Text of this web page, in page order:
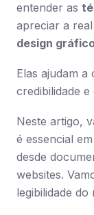
entender as
apreciar a real
design
Elas ajudam
credibilidade
Neste artigo,
é essencial
desde
websites.
legibilidade